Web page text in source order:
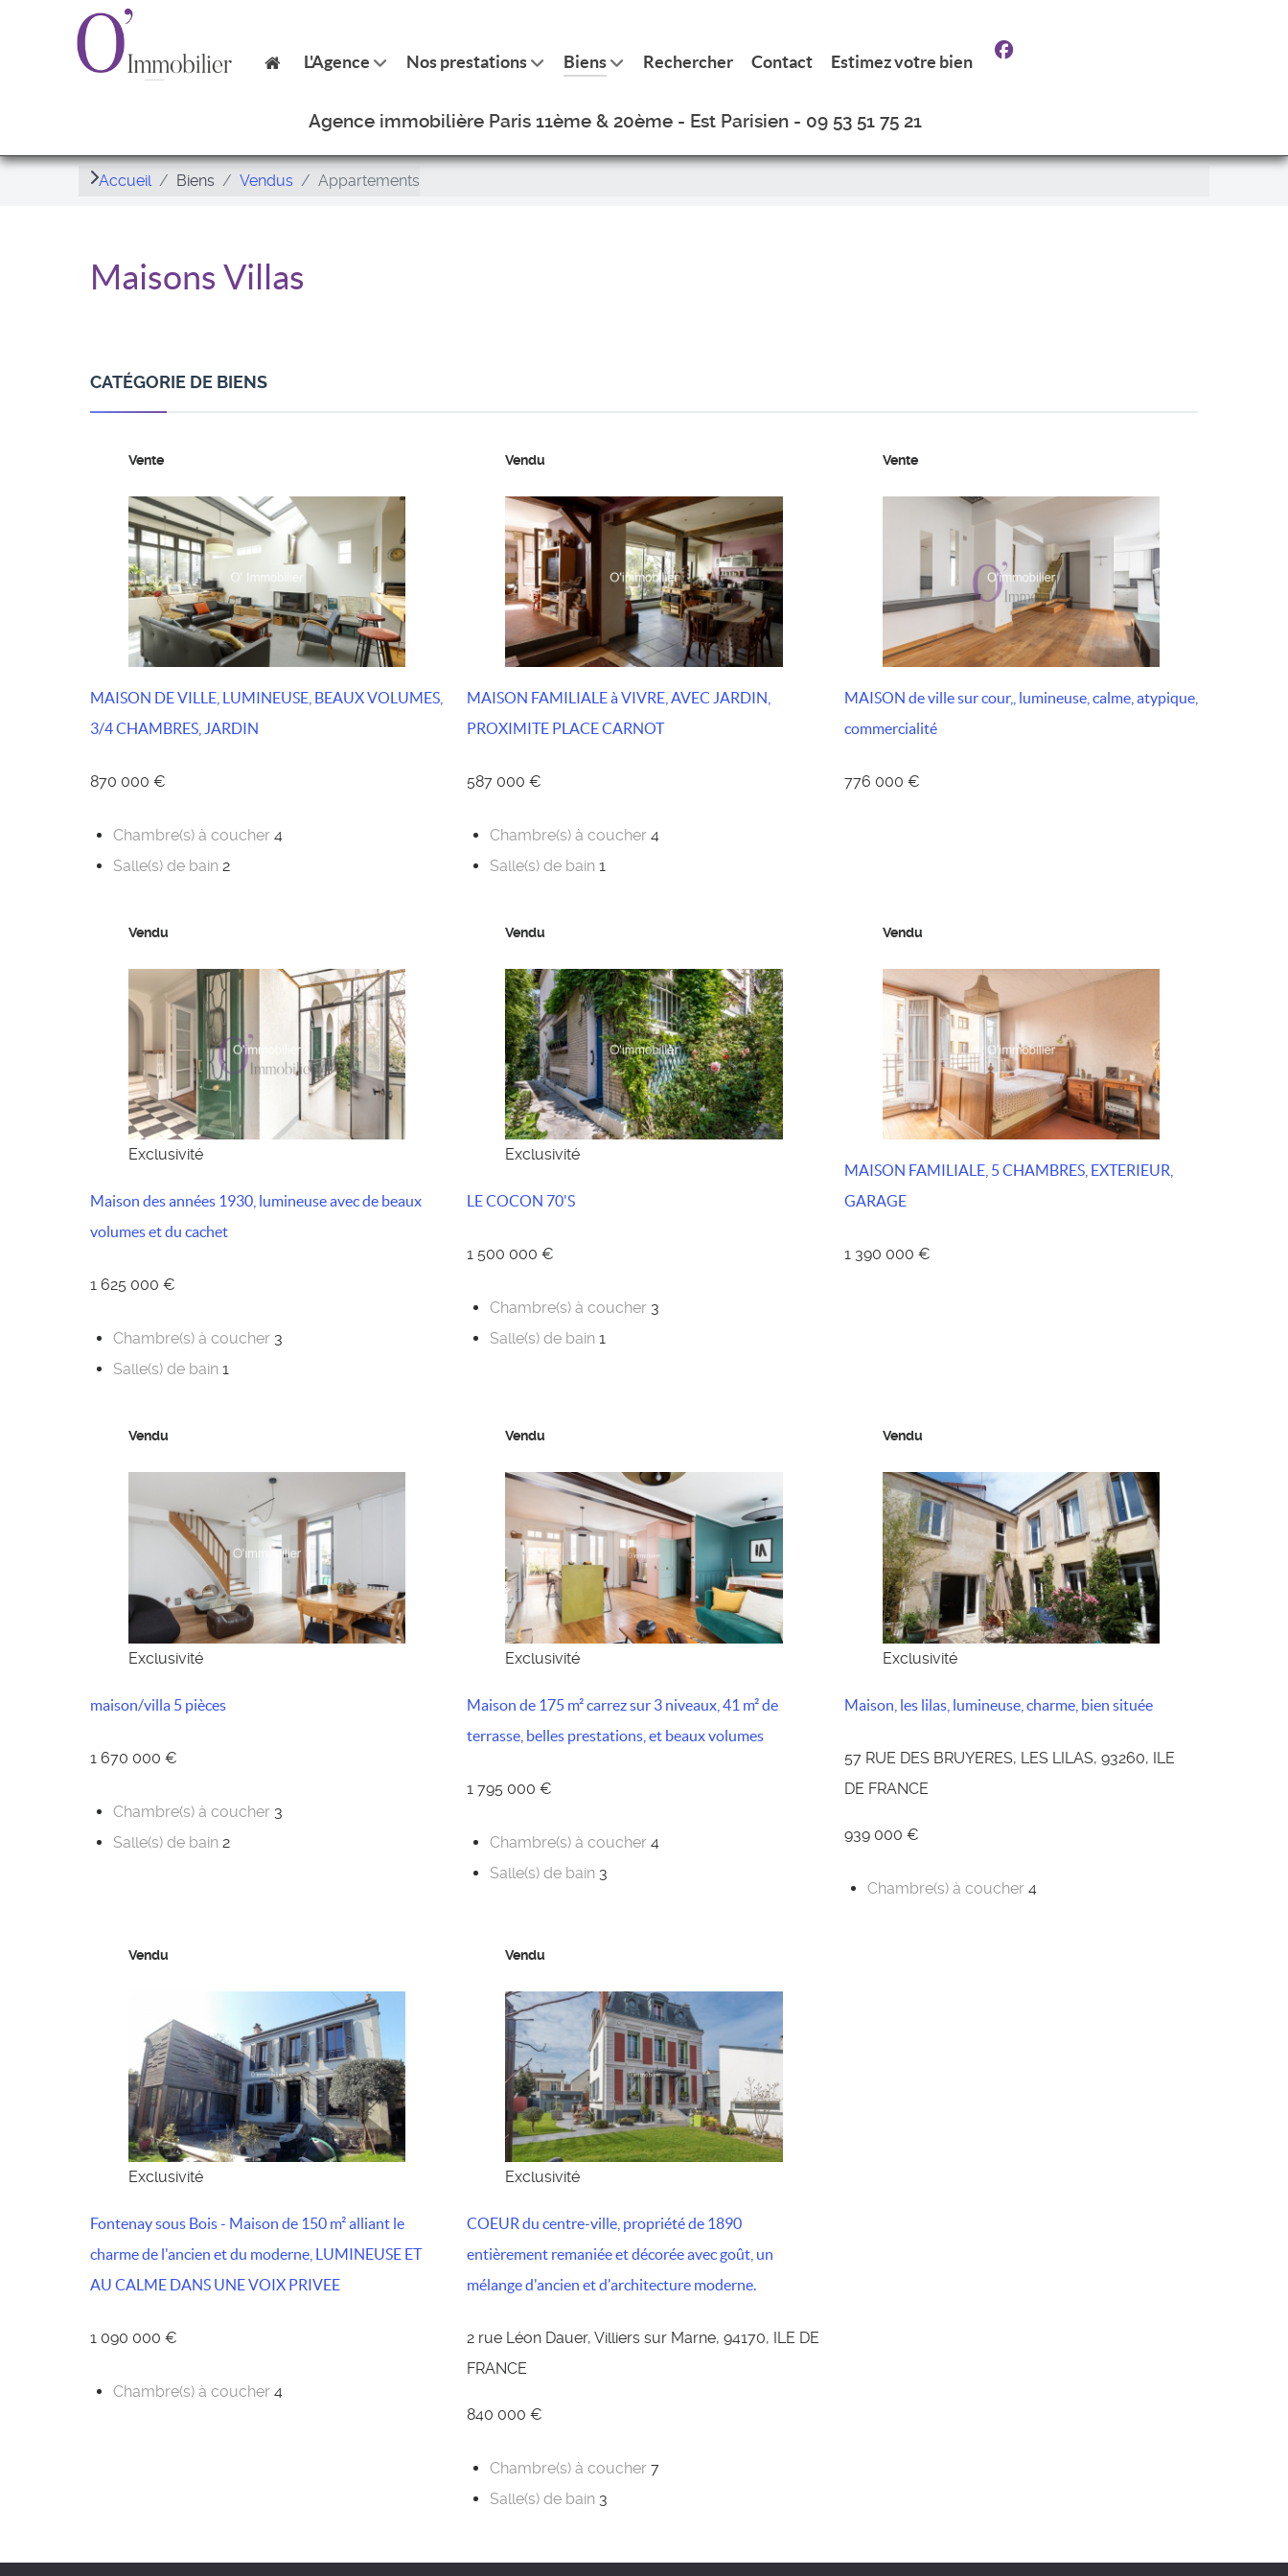
L'Agence Nos prestations Biens Rechercher Contact Estimez votre bien
Agence immobilière Paris 11ème & 20ème - Est Parisien - 09 53 51 75 21
Accueil Biens Vendus Appartements
Maisons Villas
CATÉGORIE DE BIENS
Vente
MAISON DE VILLE, LUMINEUSE, BEAUX VOLUMES,
3/4 CHAMBRES, JARDIN
870 000 €
Chambre(s) à coucher 4
Salle(s) de bain 2
Vendu
MAISON FAMILIALE à VIVRE, AVEC JARDIN,
PROXIMITE PLACE CARNOT
587 000 €
Chambre(s) à coucher 4
Salle(s) de bain 1
Vente
MAISON de ville sur cour,, lumineuse, calme, atypique,
commercialité
776 000 €
Vendu
Exclusivité
Maison des années 1930, lumineuse avec de beaux
volumes et du cachet
1 625 000 €
Chambre(s) à coucher 3
Salle(s) de bain 1
Vendu
Exclusivité
LE COCON 70'S
1 500 000 €
Chambre(s) à coucher 3
Salle(s) de bain 1
Vendu
MAISON FAMILIALE, 5 CHAMBRES, EXTERIEUR,
GARAGE
1 390 000 €
Vendu
Exclusivité
maison/villa 5 pièces
1 670 000 €
Chambre(s) à coucher 3
Salle(s) de bain 2
Vendu
Exclusivité
Maison de 175 m² carrez sur 3 niveaux, 41 m² de
terrasse, belles prestations, et beaux volumes
1 795 000 €
Chambre(s) à coucher 4
Salle(s) de bain 3
Vendu
Exclusivité
Maison, les lilas, lumineuse, charme, bien située
57 RUE DES BRUYERES, LES LILAS, 93260, ILE
DE FRANCE
939 000 €
Chambre(s) à coucher 4
Vendu
Exclusivité
Fontenay sous Bois - Maison de 150 m² alliant le
charme de l'ancien et du moderne, LUMINEUSE ET
AU CALME DANS UNE VOIX PRIVEE
1 090 000 €
Chambre(s) à coucher 4
Vendu
Exclusivité
COEUR du centre-ville, propriété de 1890
entièrement remaniée et décorée avec goût, un
mélange d'ancien et d'architecture moderne.
2 rue Léon Dauer, Villiers sur Marne, 94170, ILE DE
FRANCE
840 000 €
Chambre(s) à coucher 7
Salle(s) de bain 3